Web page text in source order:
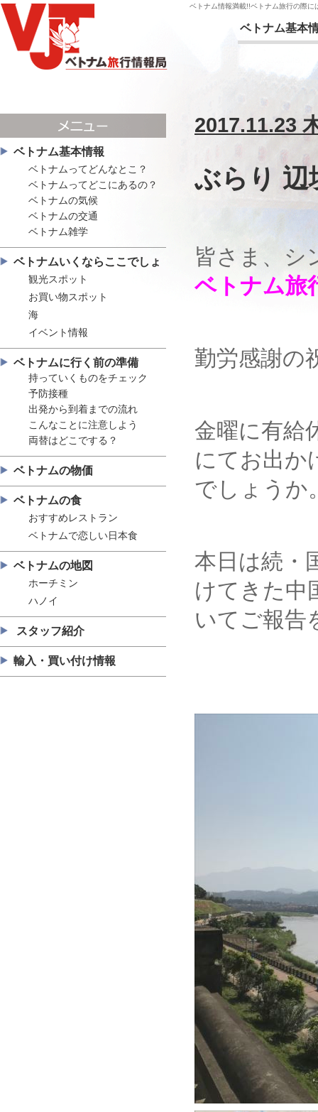
ベトナム情報満載!!ベトナム旅行の際
ベトナム基本
ベトナム基本情報
ベトナムってどんなとこ？
ベトナムってどこにあるの？
ベトナムの気候
ベトナムの交通
ベトナム雑学
ベトナムいくならここでしょ
観光スポット
お買い物スポット
海
イベント情報
ベトナムに行く前の準備
持っていくものをチェック
予防接種
出発から到着までの流れ
こんなことに注意しよう
両替はどこでする？
ベトナムの物価
ベトナムの食
おすすめレストラン
ベトナムで恋しい日本食
ベトナムの地図
ホーチミン
ハノイ
スタッフ紹介
輸入・買い付け情報
2017.11.23
ぶらり 辺
皆さま、シ
ベトナム旅
勤労感謝の
金曜に有給
にてお出か
でしょうか
本日は続・
けてきた中
いてご報告